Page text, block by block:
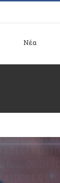
Νέα